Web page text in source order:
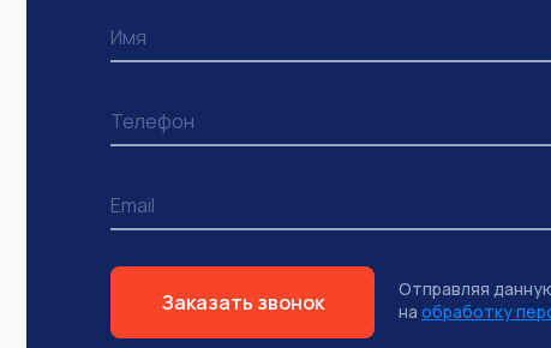
Заказать звонок
Отправляя
на обработку